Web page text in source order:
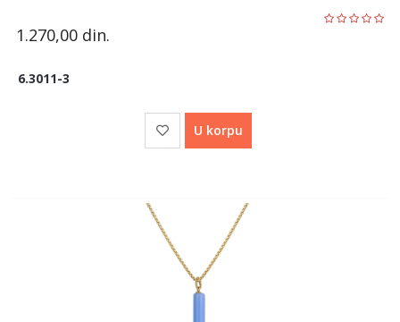
1.270,00 din.
6.3011-3
U korpu